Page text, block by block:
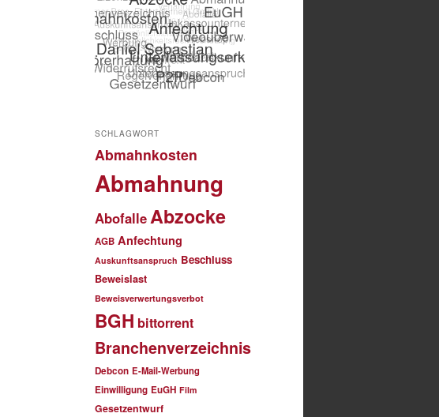
SCHLAGWORT
Abmahnkosten
Abmahnung
AbofalleAbzocke
AGB Anfechtung
Auskunftsanspruch Beschluss
Beweislast
Beweisverwertungsverbot
BGH bittorrent
Branchenverzeichnis
Debcon E-Mail-Werbung
Einwilligung EuGH Film
Gesetzentwurf